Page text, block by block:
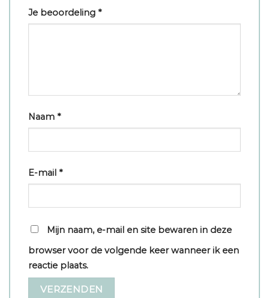
Je beoordeling *
Naam *
E-mail *
Mijn naam, e-mail en site bewaren in deze
browser voor de volgende keer wanneer ik een
reactie plaats.